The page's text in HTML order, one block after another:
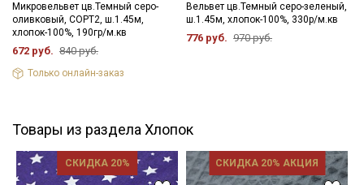
Микровельвет цв.Темный серо-
оливковый, СОРТ2, ш.1.45м,
хлопок-100%, 190гр/м.кв
672 руб. 840 руб.
Только онлайн-заказ
Вельвет цв.Темный серо-зеленый,
ш.1.45м, хлопок-100%, 330р/м.кв
776 руб. 970 руб.
Товары из раздела Хлопок
СКИДКА 20% СКИДКА 20% АКЦИЯ